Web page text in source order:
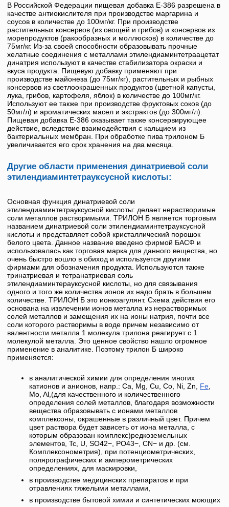
В Российской Федерации пищевая добавка Е-386 разрешена в
качестве антиокислителя при производстве маргарина и
соусов в количестве до 100мг/кг. При производстве
растительных консервов (из овощей и грибов) и консервов из
морепродуктов (ракообразных и моллюсков) в количестве до
75мг/кг. Из-за своей способности образовывать прочные
хелатные соединения с металлами этилендиаминтетраацетат
динатрия используют в качестве стабилизатора окраски и
вкуса продукта. Пищевую добавку применяют при
производстве майонеза (до 75мг/кг), растительных и рыбных
консервов из светлоокрашенных продуктов (цветной капусты,
лука, грибов, картофеля, яблок) в количестве до 100мг/кг.
Используют ее также при производстве фруктовых соков (до
50мг/л) и ароматических масел и экстрактов (до 300мг/л).
Пищевая добавка Е-386 оказывает также консервирующее
действие, вследствие взаимодействия с кальцием из
бактериальных мембран. При обработке пива трилоном Б
увеличивается его срок хранения на два месяца.
Другие области применения динатриевой соли
этилендиаминтетрауксусной кислоты:
Основная функция динатриевой соли
этилендиаминтетрауксусной кислоты: делает нерастворимые
соли металлов растворимыми. ТРИЛОН Б является торговым
названием динатриевой соли этилендиаминтетрауксусной
кислоты и представляет собой кристаллический порошок
белого цвета. Данное название введено фирмой БАСФ и
использовалась как торговая марка для данного вещества, но
очень быстро вошло в обиход и используется другими
фирмами для обозначения продукта. Используются также
тринатриевая и тетранатриевая соль
этилендиаминтерауксусной кислоты, но для связывания
одного и того же количества ионов их надо брать в большем
количестве. ТРИЛОН Б это ионкоагулянт. Схема действия его
основана на извлечении ионов металла из нерастворимых
солей металлов и замещения их на ионы натрия, почти все
соли которого растворимы в воде причем независимо от
валентности металла 1 молекула трилона реагирует с 1
молекулой металла. Это ценное свойство нашло огромное
применение в аналитике. Поэтому трилон Б широко
применяется:
в аналитической химии для определения многих
катионов и анионов, напр.: Ca, Mg, Cu, Со, Ni, Zn, Fe
Mo, Al,(для качественного и количественного
определения солей металлов, благодаря возможности
вещества образовывать с ионами металлов
комплексоны, окрашенные в различный цвет. Причем
цвет раствора будет зависеть от иона металла, с
которым образован комплекс)редкоземельных
элементов, Tc, U, SO42−, PO43−, CN− и др. (см.
Комплексонометрия), при потенциометрических,
полярографических и амперометрических
определениях, для маскировки,
в производстве медицинских препаратов и при
отравлениях тяжелыми металлами,
в производстве бытовой химии и синтетических моющих